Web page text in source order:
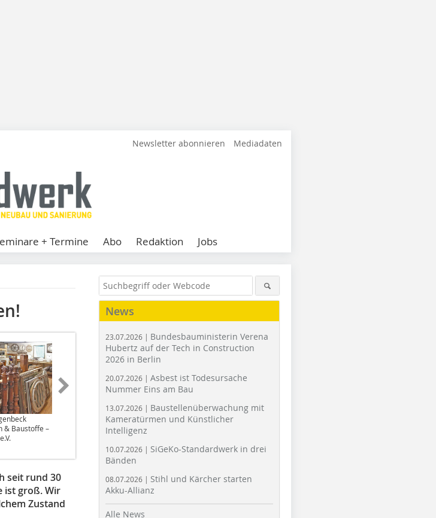
Newsletter abonnieren Mediadaten
+ Termine Abo Redaktion Jobs
& Baustoffe –
Foto: Florian Langenbeck
Historische Türen & Baustoffe –
Foto: Thomas Knapp Historische
seit rund 30
ist groß. Wir
Zustand
News
23.07.2026 | Bundesbauministerin Verena
Hubertz auf der Tech in Construction
2026 in Berlin
20.07.2026 | Asbest ist Todesursache
Nummer Eins am Bau
13.07.2026 | Baustellenüberwachung mit
Kameratürmen und Künstlicher
Intelligenz
10.07.2026 | SiGeKo-Standardwerk in drei
Bänden
08.07.2026 | Stihl und Kärcher starten
Akku-Allianz
Alle News